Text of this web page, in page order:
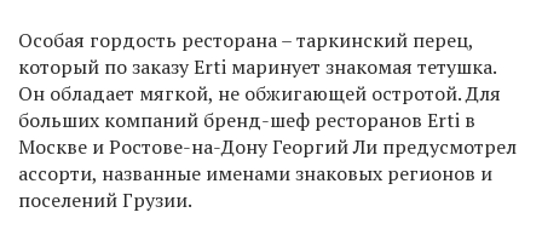
Особая гордость ресторана – таркинский перец,
который по заказу Erti маринует знакомая тетушка.
Он обладает мягкой, не обжигающей остротой. Для
больших компаний бренд-шеф ресторанов Erti в
Москве и Ростове-на-Дону Георгий Ли предусмотрел
ассорти, названные именами знаковых регионов и
поселений Грузии.